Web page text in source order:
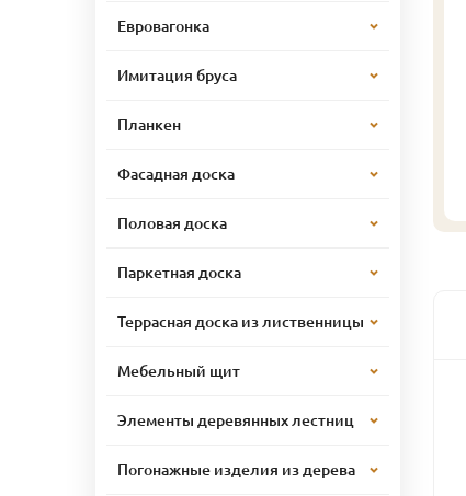
Евровагонка
Имитация бруса
Планкен
Фасадная доска
Половая доска
Паркетная доска
Террасная доска из лиственницы
Мебельный щит
Элементы деревянных лестниц
Погонажные изделия из дерева